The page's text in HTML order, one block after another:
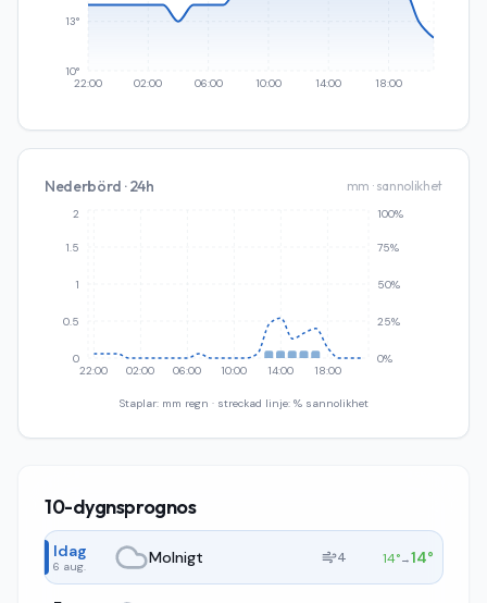
22:00 02:00 06:00 10:00 14:00 18:00
10°
13°
Nederbörd · 24h mm · sannolikhet
22:00 02:00 06:00 10:00 14:00 18:00
0
0.5
1
1.5
2
0%
25%
50%
75%
100%
Staplar: mm regn · streckad linje: % sannolikhet
10-dygnsprognos
Idag
6 aug. Molnigt 4 14°→14°